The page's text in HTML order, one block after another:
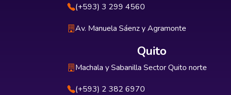
(+593) 3 299 4560
Av. Manuela Sáenz y Agramonte
Quito
Machala y Sabanilla Sector Quito norte
(+593) 2 382 6970